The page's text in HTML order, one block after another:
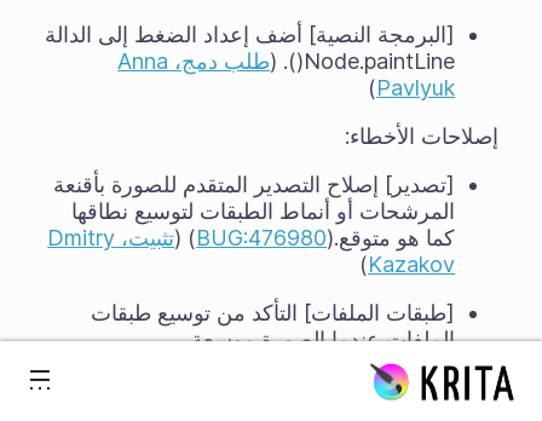
[البرمجة النصية] أضف إعداد الضغط إلى الدالة
Node.paintLine(). (
طلب دمج، Anna
Pavlyuk
)
إصلاحات الأخطاء:
[تصدير] إصلاح التصدير المتقدم للصورة بأقنعة
المرشحات أو أنماط الطبقات لتوسيع نطاقها
كما هو متوقع.(BUG:476980
) (
تثبيت، Dmitry
Kazakov
)
[طبقات الملفات] التأكد من توسيع طبقات
الملفات عندما الصورة موسعة.
(
BUG:470110
Dmitry Kazakov